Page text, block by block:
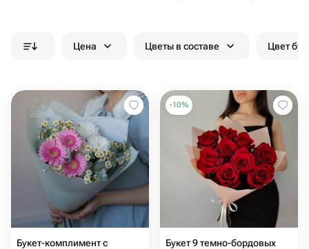
Цена Цветы в составе Цвет
Букет-комплимент с
-10%
Букет 9 темно-бордовых